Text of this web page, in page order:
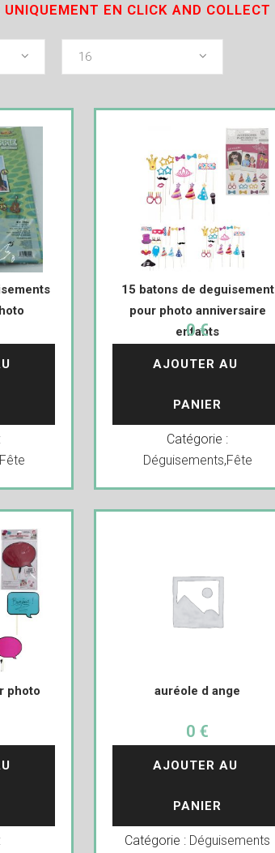
EN CLICK AND COLLECT
16
Fête
15 batons de deguisement
pour photo anniversaire
enfants
0 €
AJOUTER AU
PANIER
Catégorie :
Déguisements,Fête
photo auréole d ange
0 €
AJOUTER AU
PANIER
Catégorie : Déguisements